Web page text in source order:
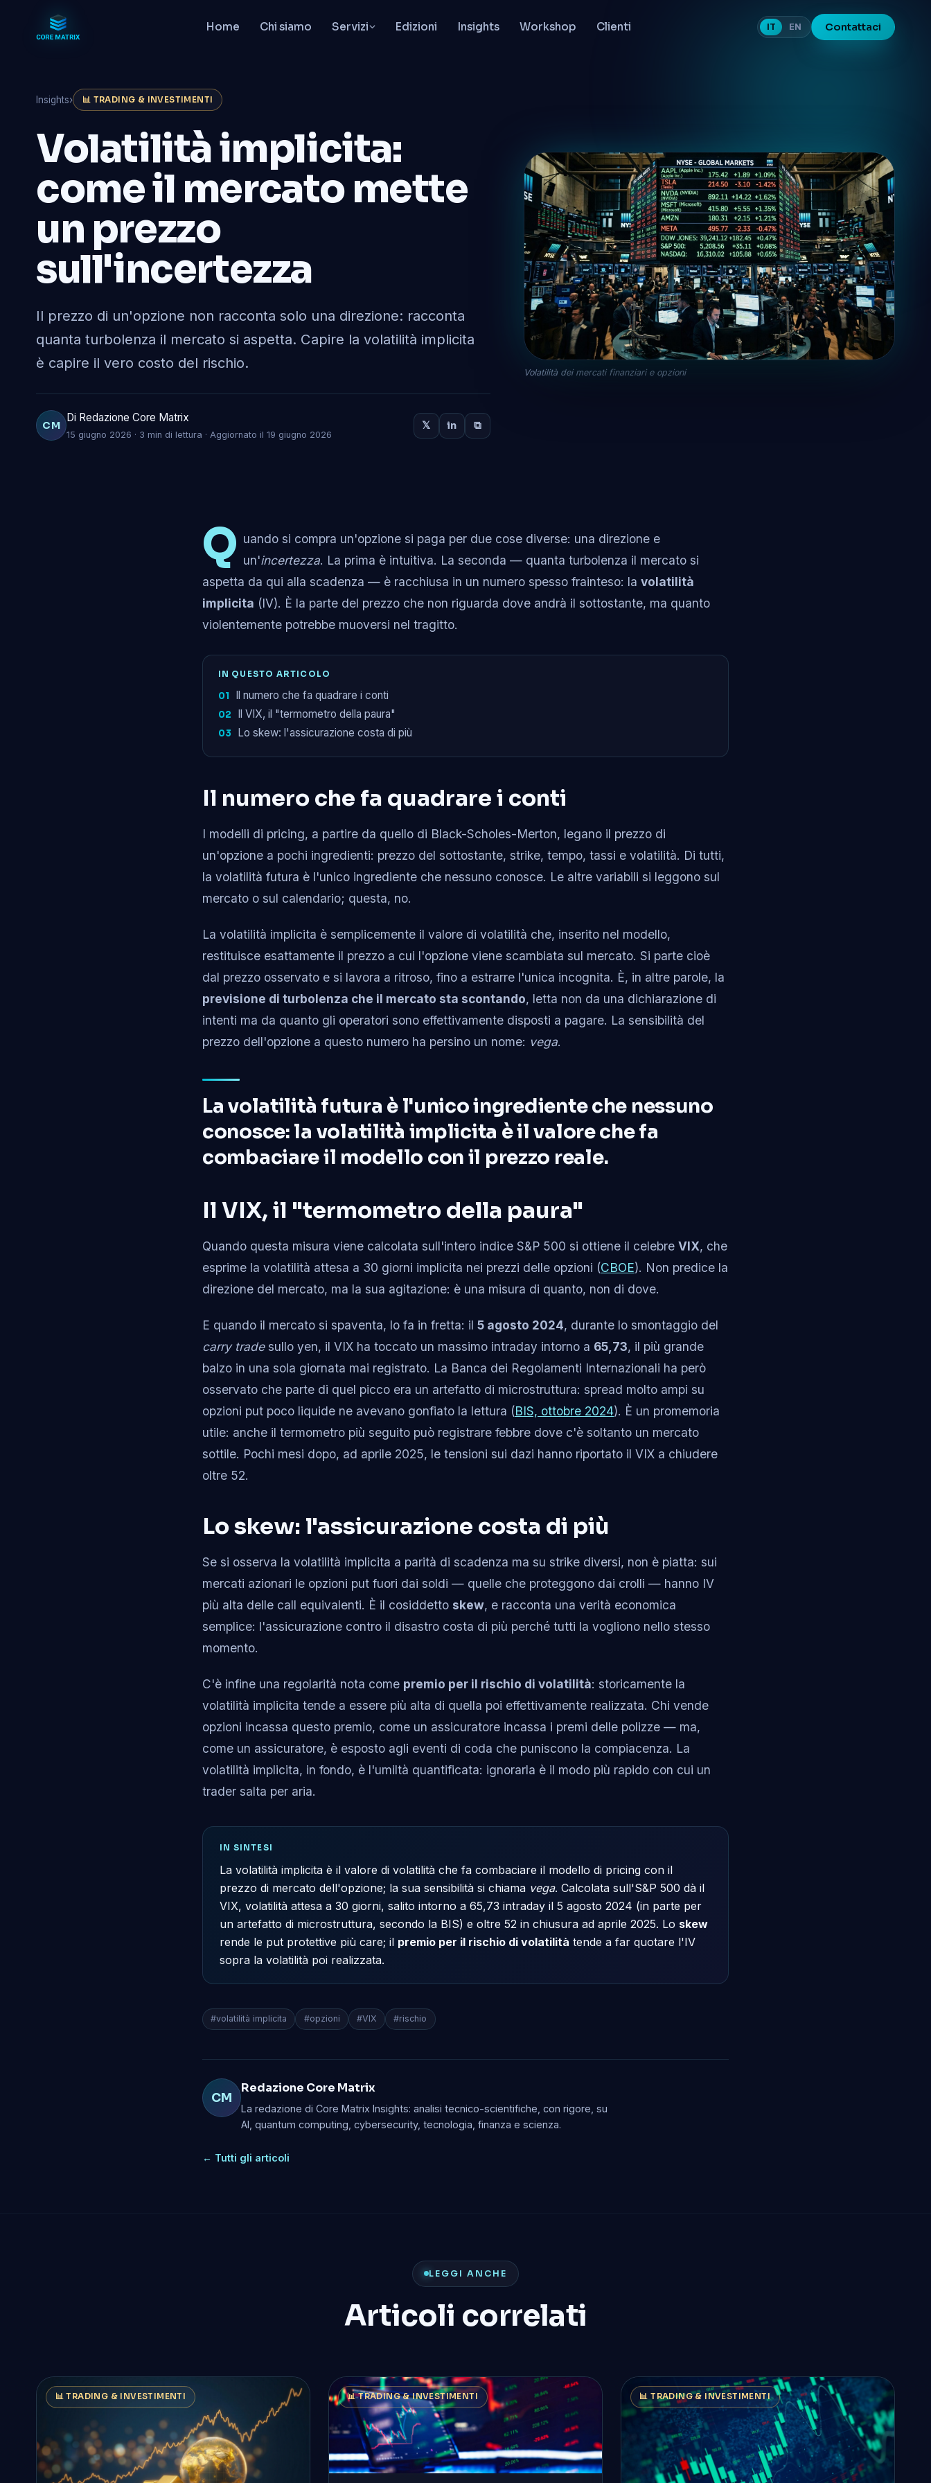
Home Chi siamo Servizi Edizioni Insights Workshop Clienti IT EN Contattaci
Insights› 📊 TRADING & INVESTIMENTI
Volatilità implicita:
come il mercato mette
un prezzo
sull'incertezza
Il prezzo di un'opzione non racconta solo una direzione: racconta
quanta turbolenza il mercato si aspetta. Capire la volatilità implicita
è capire il vero costo del rischio.
CM
Di Redazione Core Matrix
15 giugno 2026 · 3 min di lettura · Aggiornato il 19 giugno 2026
𝕏 in ⧉
Volatilità dei mercati finanziari e opzioni
Q uando si compra un'opzione si paga per due cose diverse: una direzione e
un'incertezza. La prima è intuitiva. La seconda — quanta turbolenza il mercato si
aspetta da qui alla scadenza — è racchiusa in un numero spesso frainteso: la volatilità
implicita (IV). È la parte del prezzo che non riguarda dove andrà il sottostante, ma quanto
violentemente potrebbe muoversi nel tragitto.
IN QUESTO ARTICOLO
Il numero che fa quadrare i conti
Il VIX, il "termometro della paura"
Lo skew: l'assicurazione costa di più
Il numero che fa quadrare i conti
I modelli di pricing, a partire da quello di Black-Scholes-Merton, legano il prezzo di
un'opzione a pochi ingredienti: prezzo del sottostante, strike, tempo, tassi e volatilità. Di tutti,
la volatilità futura è l'unico ingrediente che nessuno conosce. Le altre variabili si leggono sul
mercato o sul calendario; questa, no.
La volatilità implicita è semplicemente il valore di volatilità che, inserito nel modello,
restituisce esattamente il prezzo a cui l'opzione viene scambiata sul mercato. Si parte cioè
dal prezzo osservato e si lavora a ritroso, fino a estrarre l'unica incognita. È, in altre parole, la
previsione di turbolenza che il mercato sta scontando, letta non da una dichiarazione di
intenti ma da quanto gli operatori sono effettivamente disposti a pagare. La sensibilità del
prezzo dell'opzione a questo numero ha persino un nome: vega.
La volatilità futura è l'unico ingrediente che nessuno
conosce: la volatilità implicita è il valore che fa
combaciare il modello con il prezzo reale.
Il VIX, il "termometro della paura"
Quando questa misura viene calcolata sull'intero indice S&P 500 si ottiene il celebre VIX, che
esprime la volatilità attesa a 30 giorni implicita nei prezzi delle opzioni (CBOE). Non predice la
direzione del mercato, ma la sua agitazione: è una misura di quanto, non di dove.
E quando il mercato si spaventa, lo fa in fretta: il 5 agosto 2024, durante lo smontaggio del
carry tradesullo yen, il VIX ha toccato un massimo intraday intorno a 65,73, il più grande
balzo in una sola giornata mai registrato. La Banca dei Regolamenti Internazionali ha però
osservato che parte di quel picco era un artefatto di microstruttura: spread molto ampi su
opzioni put poco liquide ne avevano gonfiato la lettura (BIS, ottobre 2024). È un promemoria
utile: anche il termometro più seguito può registrare febbre dove c'è soltanto un mercato
sottile. Pochi mesi dopo, ad aprile 2025, le tensioni sui dazi hanno riportato il VIX a chiudere
oltre 52.
Lo skew: l'assicurazione costa di più
Se si osserva la volatilità implicita a parità di scadenza ma su strike diversi, non è piatta: sui
mercati azionari le opzioni put fuori dai soldi — quelle che proteggono dai crolli — hanno IV
più alta delle call equivalenti. È il cosiddetto skew, e racconta una verità economica
semplice: l'assicurazione contro il disastro costa di più perché tutti la vogliono nello stesso
momento.
C'è infine una regolarità nota come premio per il rischio di volatilità: storicamente la
volatilità implicita tende a essere più alta di quella poi effettivamente realizzata. Chi vende
opzioni incassa questo premio, come un assicuratore incassa i premi delle polizze — ma,
come un assicuratore, è esposto agli eventi di coda che puniscono la compiacenza. La
volatilità implicita, in fondo, è l'umiltà quantificata: ignorarla è il modo più rapido con cui un
trader salta per aria.
IN SINTESI
La volatilità implicita è il valore di volatilità che fa combaciare il modello di pricing con il
prezzo di mercato dell'opzione; la sua sensibilità si chiama vega. Calcolata sull'S&P 500 dà il
VIX, volatilità attesa a 30 giorni, salito intorno a 65,73 intraday il 5 agosto 2024 (in parte per
un artefatto di microstruttura, secondo la BIS) e oltre 52 in chiusura ad aprile 2025. Lo skew
rende le put protettive più care; il premio per il rischio di volatilità tende a far quotare l'IV
sopra la volatilità poi realizzata.
#volatilità implicita #opzioni #VIX #rischio
CM
Redazione Core Matrix
La redazione di Core Matrix Insights: analisi tecnico-scientifiche, con rigore, su
AI, quantum computing, cybersecurity, tecnologia, finanza e scienza.
← Tutti gli articoli
LEGGI ANCHE
Articoli correlati
📊 TRADING & INVESTIMENTI 📊 TRADING & INVESTIMENTI 📊 TRADING & INVESTIMENTI